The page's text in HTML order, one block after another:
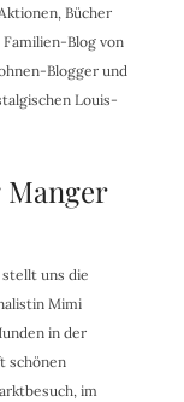
Bücher
Blog von
Blogger und
Louis-
Manger
uns die
Mimi
in der
schönen
im